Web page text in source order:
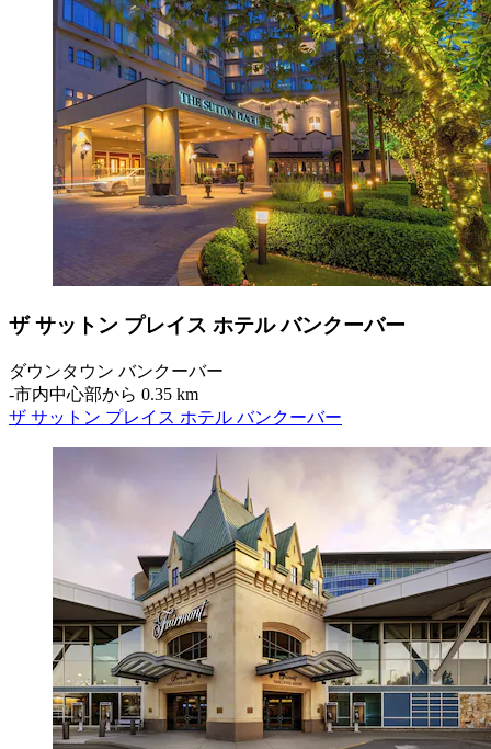
ザ サットン プレイス ホテル バンクーバー
ダウンタウン バンクーバー
‐市内中心部から 0.35 km
ザ サットン プレイス ホテル バンクーバー